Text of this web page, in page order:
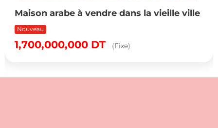
Maison arabe à vendre dans la vieille ville
Nouveau
1,700,000,000 DT (Fixe)